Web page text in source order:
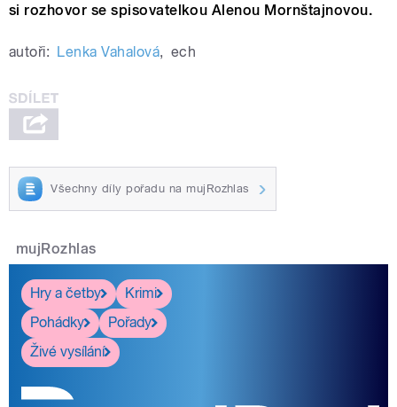
si rozhovor se spisovatelkou Alenou Mornštajnovou.
autoři: Lenka Vahalová, ech
Všechny díly pořadu na mujRozhlas
mujRozhlas
Hry a četby
Krimi
Pohádky
Pořady
Živé vysílání